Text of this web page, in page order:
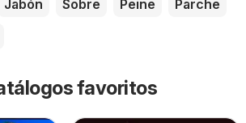
Jabón Sobre Peine
Parche
favoritos